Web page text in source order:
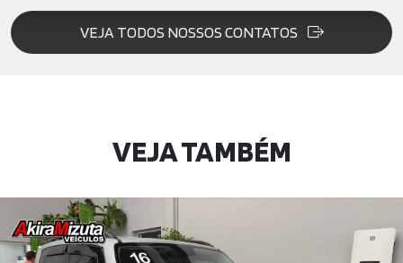
VEJA TODOS NOSSOS CONTATOS
VEJA TAMBÉM